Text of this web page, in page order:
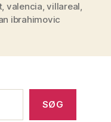
, valencia,villareal,
ibrahimovic
SØG